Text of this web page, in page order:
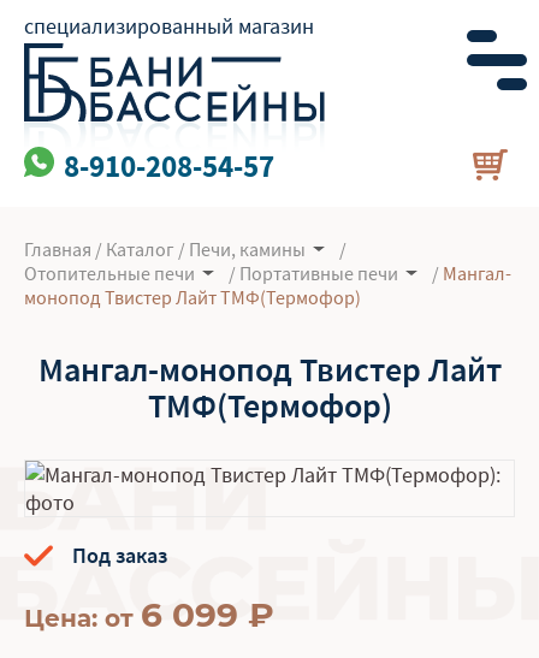
специализированный магазин
8-910-208-54-57
Главная / Каталог / Печи, камины
/
Отопительные печи
/ Портативные печи / Мангал-
монопод Твистер Лайт ТМФ(Термофор)
Мангал-монопод Твистер Лайт
ТМФ(Термофор)
Цена: от 6 099 ₽
Под заказ